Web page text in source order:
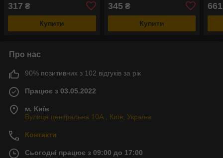
317 ₴
Купити
345₴
Купити
661
Про нас
90% позитивних з 102 відгуків за рік
Працює з 03.05.2022
м. Київ
Вулиця центральна 10А , Київ, Україна
Контакти
Сьогодні працює з 09:00 до 17:00